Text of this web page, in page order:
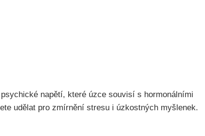
napětí, které úzce souvisí s hormonálními
udělat pro zmírnění stresu i úzkostných myšlenek.